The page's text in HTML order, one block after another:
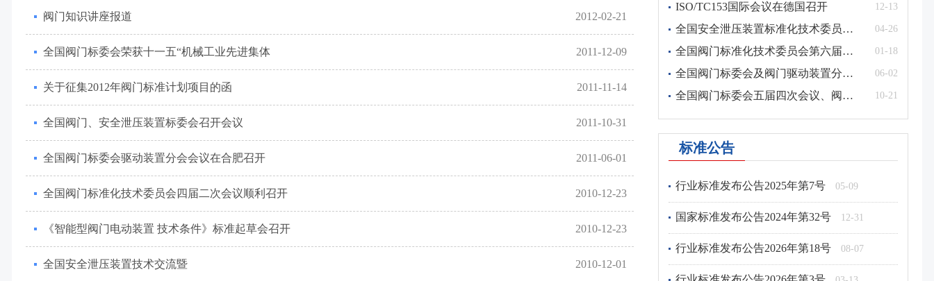
阀门知识讲座报道 2012-02-21
全国阀门标委会荣获十一五“机械工业先进集体 2011-12-09
关于征集2012年阀门标准计划项目的函 2011-11-14
全国阀门、安全泄压装置标委会召开会议 2011-10-31
全国阀门标委会驱动装置分会会议在合肥召开 2011-06-01
全国阀门标准化技术委员会四届二次会议顺利召开 2010-12-23
《智能型阀门电动装置 技术条件》标准起草会召开 2010-12-23
全国安全泄压装置技术交流暨 2010-12-01
12-13
ISO/TC153国际会议在德国召开
04-26
全国安全泄压装置标准化技术委员会三届二次会议在河南济源召开
01-18
全国阀门标准化技术委员会第六届二次暨标准审查会议召开
06-02
全国阀门标委会及阀门驱动装置分会、全国安全泄压装置标委会换届大会暨标准审查会召开
10-21
全国阀门标委会五届四次会议、阀门驱动装置分技术委员会二届四次会议及全国安全泄压装置标委会二届四次会议在温州永嘉召开
标准公告
行业标准发布公告2026年第3号 03-13
国家标准发布公告2025年第29号 11-05
国家标准发布公告2025年第24号
行业标准发布公告2025年第19号 09-11
行业标准发布公告2025年第13号
行业标准发布公告2025年第7号 05-09
国家标准发布公告2024年第32号 12-31
行业标准发布公告2026年第18号 08-07
行业标准发布公告2026年第3号 03-13